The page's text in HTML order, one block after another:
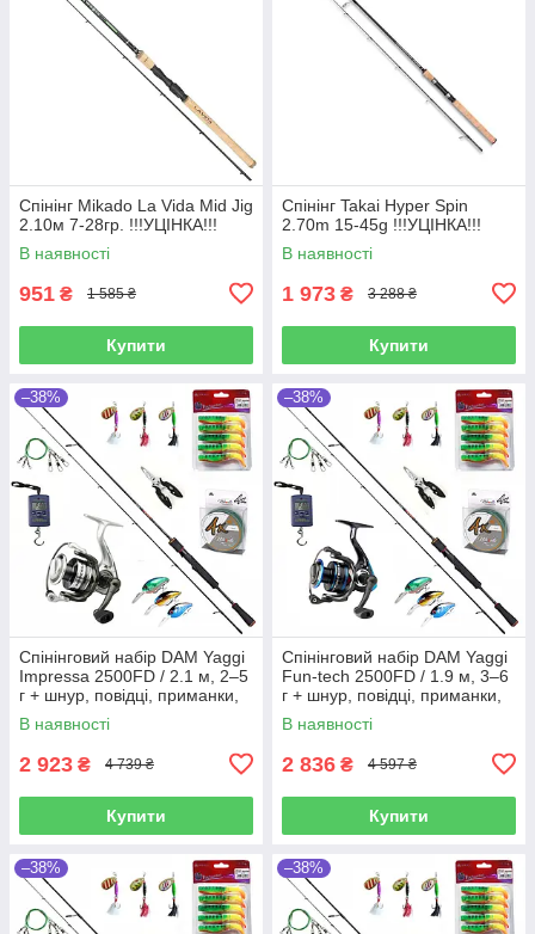
Спінінг Mikado La Vida Mid Jig
2.10м 7-28гр. !!!УЦІНКА!!!
В наявності
951 ₴ 1 585 ₴
Купити
Спінінг Takai Hyper Spin
2.70m 15-45g !!!УЦІНКА!!!
В наявності
1 973 ₴ 3 288 ₴
Купити
–38%
Спінінговий набір DAM Yaggi
Impressa 2500FD / 2.1 м, 2–5
г + шнур, повідці, приманки,
ваги, плоскогубці
В наявності
2 923 ₴ 4 739 ₴
Купити
–38%
Спінінговий набір DAM Yaggi
Fun-tech 2500FD / 1.9 м, 3–6
г + шнур, повідці, приманки,
ваги, плоскогубці
В наявності
2 836 ₴ 4 597 ₴
Купити
–38% –38%